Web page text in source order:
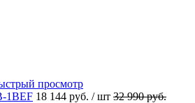
просмотр
1BEF 18 144 руб. / шт 32 990 руб.